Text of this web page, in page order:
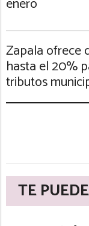
Zapala ofrece
hasta el 20%
tributos
TE